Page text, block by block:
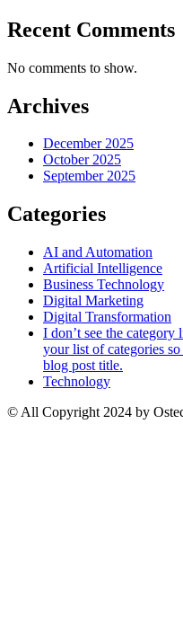
Recent Comments
No comments to show.
Archives
December 2025
October 2025
September 2025
Categories
AI and Automation
Artificial Intelligence
Business Technology
Digital Marketing
Digital Transformation
I don’t see the category
your list of categories
blog post title.
Technology
© All Copyright 2024 by